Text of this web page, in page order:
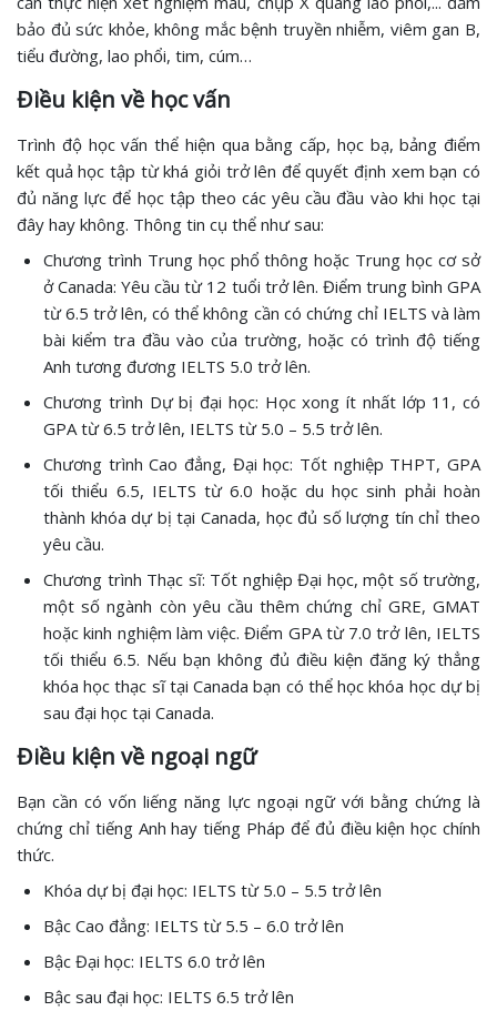
bảo đủ sức khỏe, không mắc bệnh truyền nhiễm, viêm gan B,
tiểu đường, lao phổi, tim, cúm…
Điều kiện về học vấn
Trình độ học vấn thể hiện qua bằng cấp, học bạ, bảng điểm
kết quả học tập từ khá giỏi trở lên để quyết định xem bạn có
đủ năng lực để học tập theo các yêu cầu đầu vào khi học tại
đây hay không. Thông tin cụ thể như sau:
Chương trình Trung học phổ thông hoặc Trung học cơ sở
ở Canada: Yêu cầu từ 12 tuổi trở lên. Điểm trung bình GPA
từ 6.5 trở lên, có thể không cần có chứng chỉ IELTS và làm
bài kiểm tra đầu vào của trường, hoặc có trình độ tiếng
Anh tương đương IELTS 5.0 trở lên.
Chương trình Dự bị đại học: Học xong ít nhất lớp 11, có
GPA từ 6.5 trở lên, IELTS từ 5.0 – 5.5 trở lên.
Chương trình Cao đẳng, Đại học: Tốt nghiệp THPT, GPA
tối thiểu 6.5, IELTS từ 6.0 hoặc du học sinh phải hoàn
thành khóa dự bị tại Canada, học đủ số lượng tín chỉ theo
yêu cầu.
Chương trình Thạc sĩ: Tốt nghiệp Đại học, một số trường,
một số ngành còn yêu cầu thêm chứng chỉ GRE, GMAT
hoặc kinh nghiệm làm việc. Điểm GPA từ 7.0 trở lên, IELTS
tối thiểu 6.5. Nếu bạn không đủ điều kiện đăng ký thẳng
khóa học thạc sĩ tại Canada bạn có thể học khóa học dự bị
sau đại học tại Canada.
Điều kiện về ngoại ngữ
Bạn cần có vốn liếng năng lực ngoại ngữ với bằng chứng là
chứng chỉ tiếng Anh hay tiếng Pháp để đủ điều kiện học chính
thức.
Khóa dự bị đại học: IELTS từ 5.0 – 5.5 trở lên
Bậc Cao đẳng: IELTS từ 5.5 – 6.0 trở lên
Bậc Đại học: IELTS 6.0 trở lên
Bậc sau đại học: IELTS 6.5 trở lên